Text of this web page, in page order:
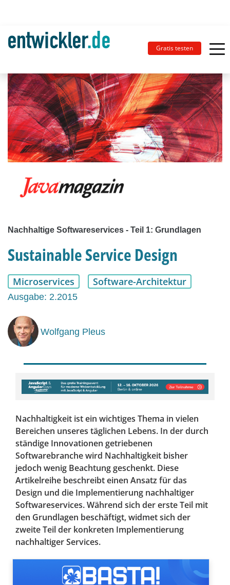
Gratis testen
Nachhaltige Softwareservices - Teil 1: Grundlagen
Sustainable Service Design
Microservices Software-Architektur
Ausgabe: 2.2015
Wolfgang Pleus
Nachhaltigkeit ist ein wichtiges Thema in vielen
Bereichen unseres täglichen ­Lebens. In der durch
ständige Innovationen getriebenen
Softwarebranche wird Nachhaltigkeit bisher
jedoch wenig Beachtung geschenkt. Diese
Artikelreihe beschreibt einen Ansatz für das
Design und die Implementierung nachhaltiger
Softwareservices. Während sich der erste Teil mit
den Grundlagen beschäftigt, widmet sich der
zweite Teil der konkreten Implementierung
nachhaltiger Services.